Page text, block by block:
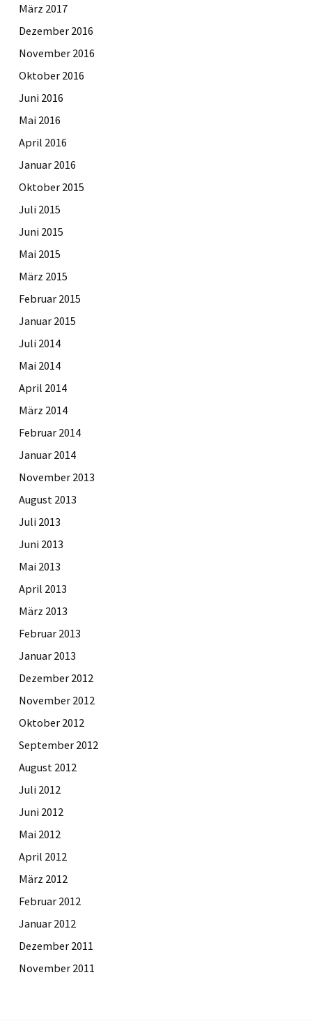
März 2017
Dezember 2016
November 2016
Oktober 2016
Juni 2016
Mai 2016
April 2016
Januar 2016
Oktober 2015
Juli 2015
Juni 2015
Mai 2015
März 2015
Februar 2015
Januar 2015
Juli 2014
Mai 2014
April 2014
März 2014
Februar 2014
Januar 2014
November 2013
August 2013
Juli 2013
Juni 2013
Mai 2013
April 2013
März 2013
Februar 2013
Januar 2013
Dezember 2012
November 2012
Oktober 2012
September 2012
August 2012
Juli 2012
Juni 2012
Mai 2012
April 2012
März 2012
Februar 2012
Januar 2012
Dezember 2011
November 2011